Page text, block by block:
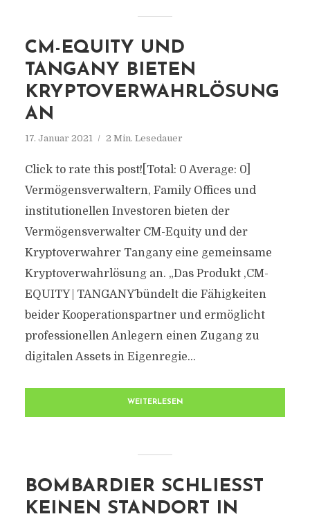
CM-EQUITY UND
TANGANY BIETEN
KRYPTOVERWAHRLÖSUNG
AN
17. Januar 2021 2 Min. Lesedauer
Click to rate this post![Total: 0 Average: 0]
Vermögensverwaltern, Family Offices und
institutionellen Investoren bieten der
Vermögensverwalter CM-Equity und der
Kryptoverwahrer Tangany eine gemeinsame
Kryptoverwahrlösung an. „Das Produkt ,CM-
EQUITY | TANGANY´ bündelt die Fähigkeiten
beider Kooperationspartner und ermöglicht
professionellen Anlegern einen Zugang zu
digitalen Assets in Eigenregie...
WEITERLESEN
BOMBARDIER SCHLIESST K
EINEN STANDORT IN S